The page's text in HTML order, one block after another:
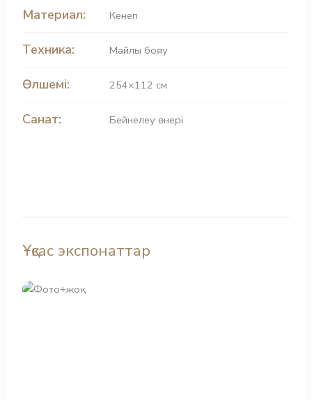
Материал: Кенеп
Техника: Майлы бояу
Өлшемі: 254×112 см
Санат: Бейнелеу өнері
Ұқсас экспонаттар